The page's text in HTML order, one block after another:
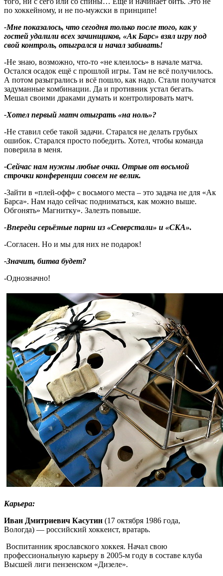
по хоккейному, и не по-мужски в принципе!
-Мне показалось, что сегодня только после того, как у
гостей удалили всех зачинщиков, «Ак Барс» взял игру под
свой контроль, отыгрался и начал забивать!
-Не знаю, возможно, что-то «не клеилось» в начале матча.
Остался осадок ещё с прошлой игры. Там не всё получилось.
А потом разыгрались и всё пошло, как надо. Стали получатся
задуманные комбинации. Да и противник устал бегать.
Мешал своими драками думать и контролировать матч.
-Хотел первый матч отыграть «на ноль»?
-Не ставил себе такой задачи. Старался не делать грубых
ошибок. Старался просто победить. Хотел, чтобы команда
поверила в меня.
-Сейчас нам нужны любые очки. Отрыв от восьмой
строчки конференции совсем не велик.
-Зайти в «плей-офф» с восьмого места – это задача не для «Ак
Барса». Нам надо сейчас подниматься, как можно выше.
Обгонять» Магнитку». Залезть повыше.
-Впереди серьёзные парни из «Северстали» и «СКА».
-Согласен. Но и мы для них не подарок!
-Значит, битва будет?
-Однозначно!
Карьера:
Иван Дмитриевич Касутин (17 октября 1986 года,
Вологда) — российский хоккеист, вратарь.
Воспитанник ярославского хоккея. Начал свою
профессиональную карьеру в 2005-м году в составе клуба
Высшей лиги пензенском «Дизеле».